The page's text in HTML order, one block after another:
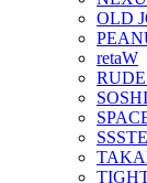
OLD
retaW